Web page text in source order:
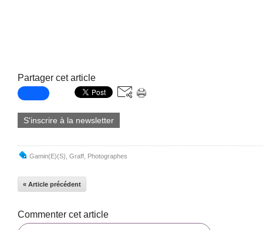
Partager cet article
S'inscrire à la newsletter
Gamin(e)(s) Graff Photographes
« Article précédent
Commenter cet article